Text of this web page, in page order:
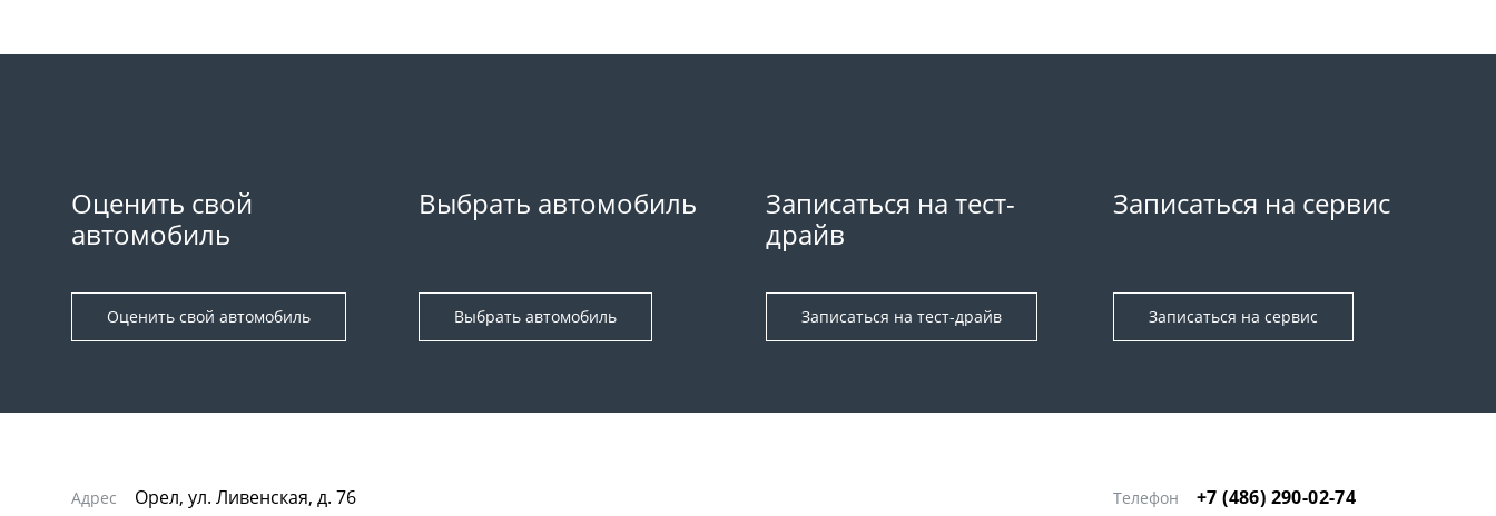
Оценить свой
автомобиль
Оценить свой автомобиль
Выбрать автомобиль
Выбрать автомобиль
Записаться на тест-
драйв
Записаться на тест-драйв
Записаться на сервис
Записаться на сервис
Адрес Орел, ул. Ливенская, д. 76 Телефон +7 (486) 290-02-74